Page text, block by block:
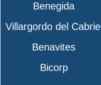
Benegida
Villargordo del Cabriel
Benavites
Bicorp